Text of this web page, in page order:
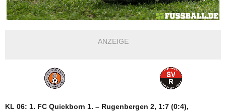
ANZEIGE
KL 06: 1. FC Quickborn 1. – Rugenbergen 2, 1:7 (0:4),